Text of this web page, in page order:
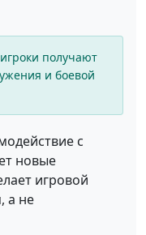
получают
и боевой
с
новые
игровой
а не